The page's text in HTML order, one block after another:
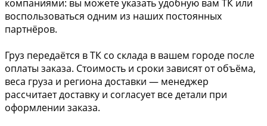
компаниями: вы можете указать удобную вам ТК или
воспользоваться одним из наших постоянных
партнёров.
Груз передаётся в ТК со склада в вашем городе после
оплаты заказа. Стоимость и сроки зависят от объёма,
веса груза и региона доставки — менеджер
рассчитает доставку и согласует все детали при
оформлении заказа.